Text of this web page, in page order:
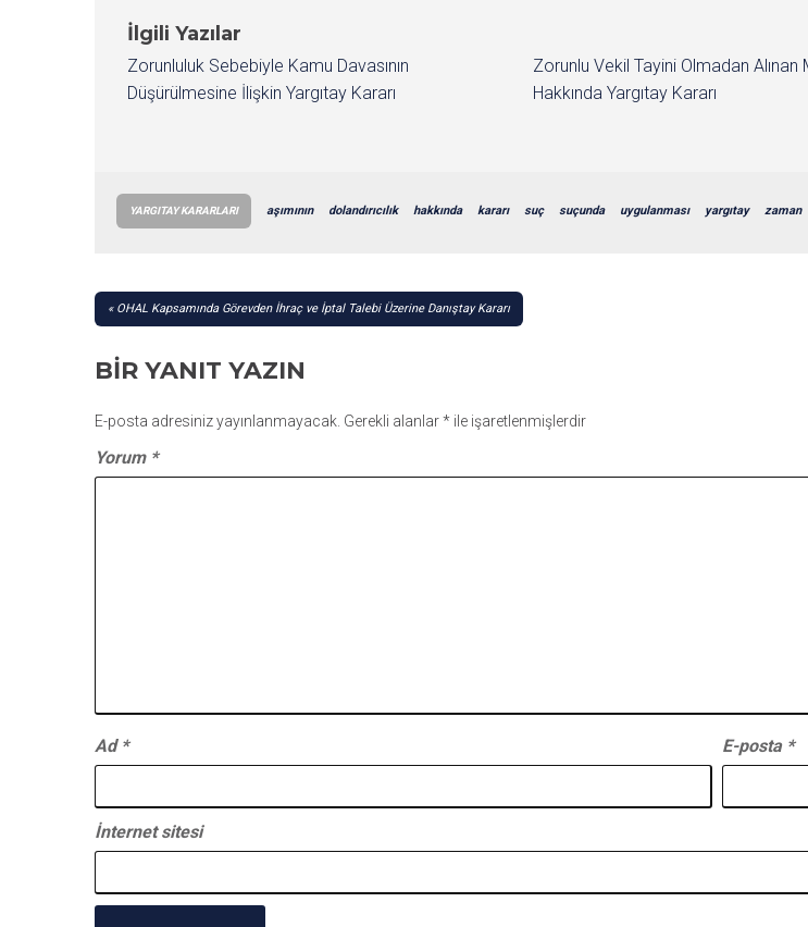
İlgili Yazılar
Zorunluluk Sebebiyle Kamu Davasının
Düşürülmesine İlişkin Yargıtay Kararı
Zorunlu Vekil Tayini Olmadan
Hakkında Yargıtay Kararı
YARGITAY KARARLARI aşımının dolandırıcılık hakkında kararı suç suçunda uygulanması yargıtay zaman
YAZI
OHAL Kapsamında Görevden İhraç ve İptal Talebi Üzerine Danıştay Kararı
BIR YANIT YAZIN
E-posta adresiniz yayınlanmayacak. Gerekli alanlar* ile işaretlenmişlerdir
Yorum *
Ad * E-posta *
İnternet sitesi